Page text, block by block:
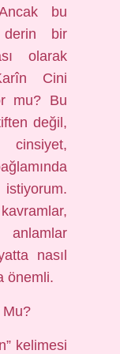
bu
derin bir
olarak
Cini
mu? Bu
değil,
cinsiyet,
nasıl
önemli.
Mu?
kelimesi